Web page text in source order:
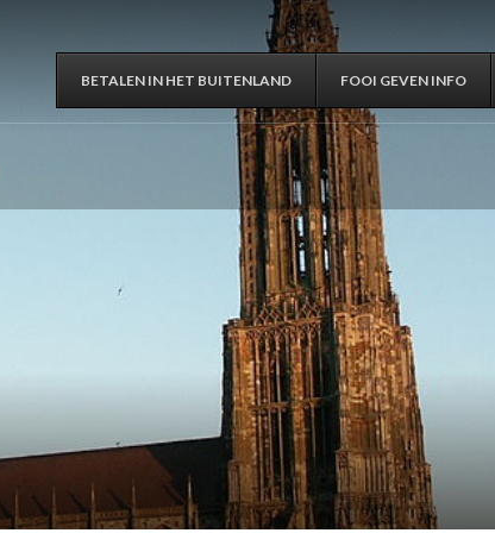
BETALEN IN HET BUITENLAND FOOI GEVEN INFO